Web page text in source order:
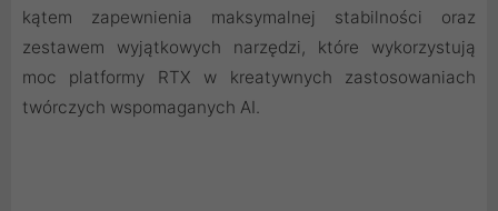
kątem zapewnienia maksymalnej stabilności oraz
zestawem wyjątkowych narzędzi, które wykorzystują
moc platformy RTX w kreatywnych zastosowaniach
twórczych wspomaganych AI.